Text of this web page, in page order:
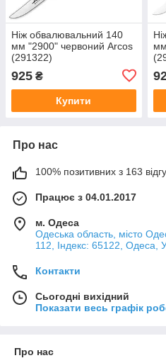
Ніж обвалювальний 140
мм "2900" червоний Arcos
(291322)
925 ₴
Купити
Про нас
100% позитивних з 163
Працює з 04.01.2017
м. Одеса
Одеська область, місто
112, Індекс: 65122, Одеса,
Контакти
Сьогодні вихідний
Показати весь графік
Про нас